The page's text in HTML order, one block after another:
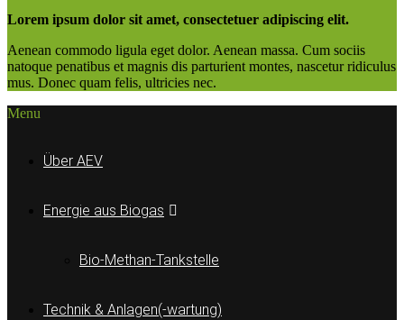
Lorem ipsum dolor sit amet, consectetuer adipiscing elit.
Aenean commodo ligula eget dolor. Aenean massa. Cum sociis
natoque penatibus et magnis dis parturient montes, nascetur ridiculus
mus. Donec quam felis, ultricies nec.
Menu
Über AEV
Energie aus Biogas
Bio-Methan-Tankstelle
Technik & Anlagen(-wartung)